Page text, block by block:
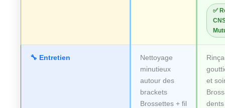
✅
🔧 Entretien
Nettoyage
minutieux
autour des
brackets
Brossettes + fil
et